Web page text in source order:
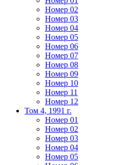
Номер 02
Номер 03
Номер 04
Номер 05
Номер 06
Номер 07
Номер 08
Номер 09
Номер 10
Номер 11
Номер 12
Том 4, 1991 г.
Номер 01
Номер 02
Номер 03
Номер 04
Номер 05